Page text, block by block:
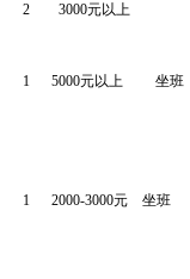
2 3000元以上
1 5000元以上
坐班
1 2000-3000元
坐班